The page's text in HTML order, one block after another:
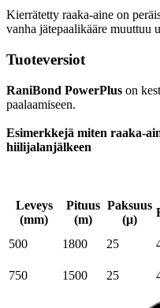
Kierrätetty raaka-aine on
vanha jätepaalikääre muuttuu
Tuoteversiot
RaniBond PowerPlus on
paalaamiseen.
Esimerkkejä miten raaka-
hiilijalanjälkeen
Leveys
(mm)
Pituus
(m)
Paksuus
(μ)
500 1800 25
750
1500 25